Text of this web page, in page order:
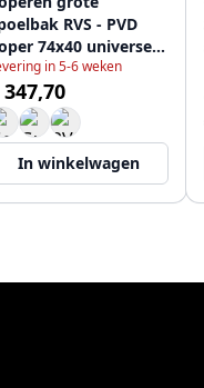
RVS - PVD
74x40 universeel
in 5-6 weken
347,70
In winkelwagen